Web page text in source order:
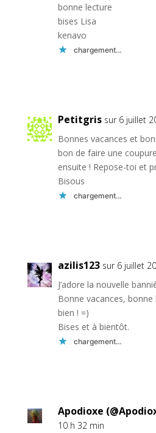
bonne lecture
bises Lisa
kenavo
chargement…
Petitgris sur 6 juillet
Bonnes vacances et
bon de faire une
ensuite ! Repose-toi et
Bisous
chargement…
azilis123 sur 6 juillet
J’adore la nouvelle
Bonne vacances,
bien ! =)
Bises et à bientôt.
chargement…
Apodioxe
10 h 32 min